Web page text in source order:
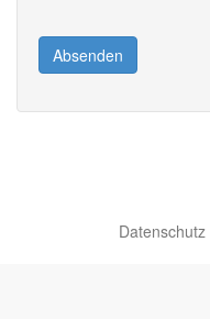
Absenden
Datenschutz